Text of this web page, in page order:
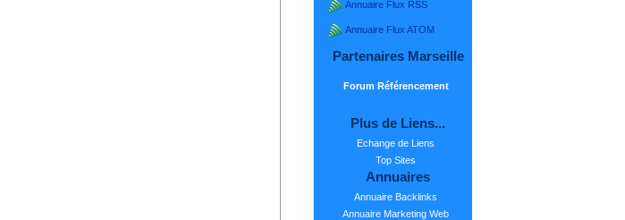
Annuaire Flux RSS
Annuaire Flux ATOM
Partenaires Marseille
Forum Référencement
Plus de Liens...
Echange de Liens
Top Sites
Annuaires
Annuaire Backlinks
Annuaire Marketing Web